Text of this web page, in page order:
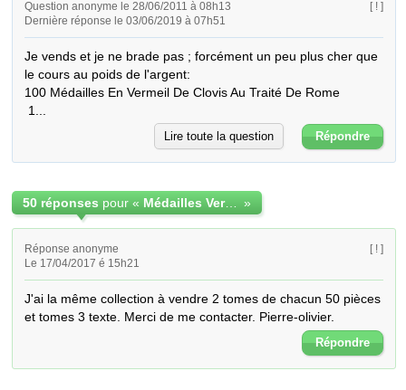
Question anonyme le 28/06/2011 à 08h13
Dernière réponse le 03/06/2019 à 07h51
[ ! ]
Je vends et je ne brade pas ; forcément un peu plus cher que
le cours au poids de l'argent:
100 Médailles En Vermeil De Clovis Au Traité De Rome
1...
Répondre
Lire toute la question
50 réponses pour « Médailles Vermeils Histoire de france »
Réponse anonyme
Le 17/04/2017 é 15h21
[ ! ]
J'ai la même collection à vendre 2 tomes de chacun 50 pièces
et tomes 3 texte. Merci de me contacter. Pierre-olivier.
Répondre